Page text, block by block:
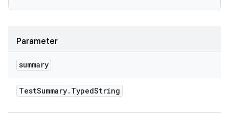
Parameter
summary
TestSummary. TypedString